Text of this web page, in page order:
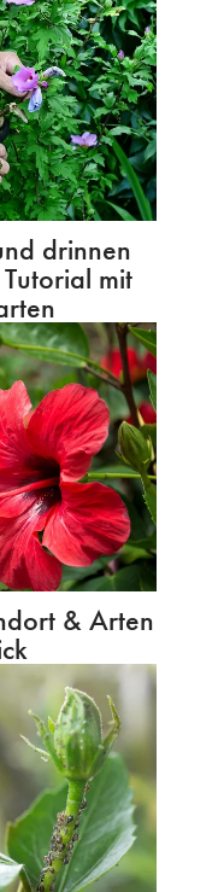
drinnen
mit
& Arten